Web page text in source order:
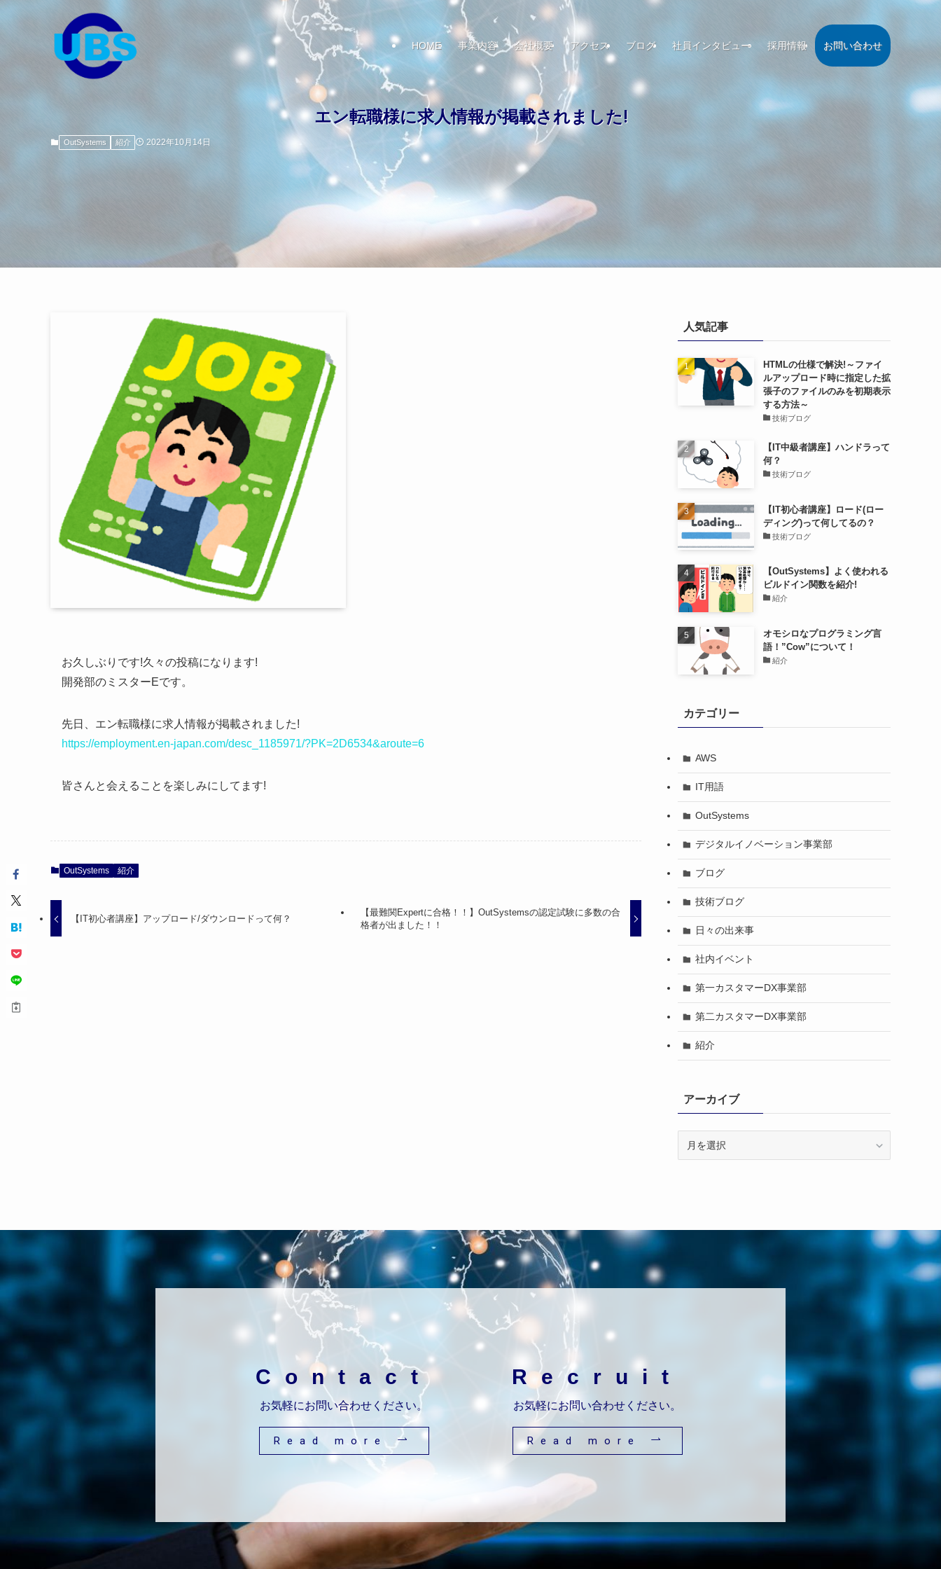
HOME 事業内容 会社概要 アクセス ブログ 社員インタビュー 採用情報 お問い合わせ
エン転職様に求人情報が掲載されました!
OutSystems 紹介 2022年10月14日
お久しぶりです!久々の投稿になります!
開発部のミスターEです。
先日、エン転職様に求人情報が掲載されました!
https://employment.en-japan.com/desc_1185971/?PK=2D6534&aroute=6
皆さんと会えることを楽しみにしてます!
OutSystems 紹介
【IT初心者講座】アップロード/ダウンロードって何？
【最難関Expertに合格！！】OutSystemsの認定試験に多数の合
格者が出ました！！
人気記事
HTMLの仕様で解決!～ファイ
ルアップロード時に指定した拡
張子のファイルのみを初期表示
する方法～
技術ブログ
【IT中級者講座】ハンドラって
何？
技術ブログ
【IT初心者講座】ロード(ロー
ディング)って何してるの？
技術ブログ
【OutSystems】よく使われる
ビルドイン関数を紹介!
紹介
オモシロなプログラミング言
語！”Cow”について！
紹介
カテゴリー
AWS
IT用語
OutSystems
デジタルイノベーション事業部
ブログ
技術ブログ
日々の出来事
社内イベント
第一カスタマーDX事業部
第二カスタマーDX事業部
紹介
アーカイブ
Contact
お気軽にお問い合わせください。
Read more
Recruit
お気軽にお問い合わせください。
Read more